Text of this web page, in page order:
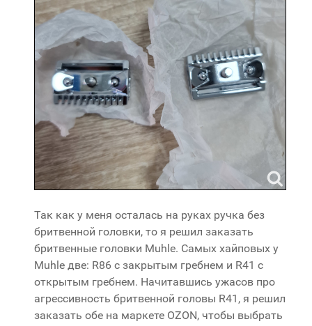
Так как у меня осталась на руках ручка без
бритвенной головки, то я решил заказать
бритвенные головки Muhle. Самых хайповых у
Muhle две: R86 с закрытым гребнем и R41 с
открытым гребнем. Начитавшись ужасов про
агрессивность бритвенной головы R41, я решил
заказать обе на маркете OZON, чтобы выбрать